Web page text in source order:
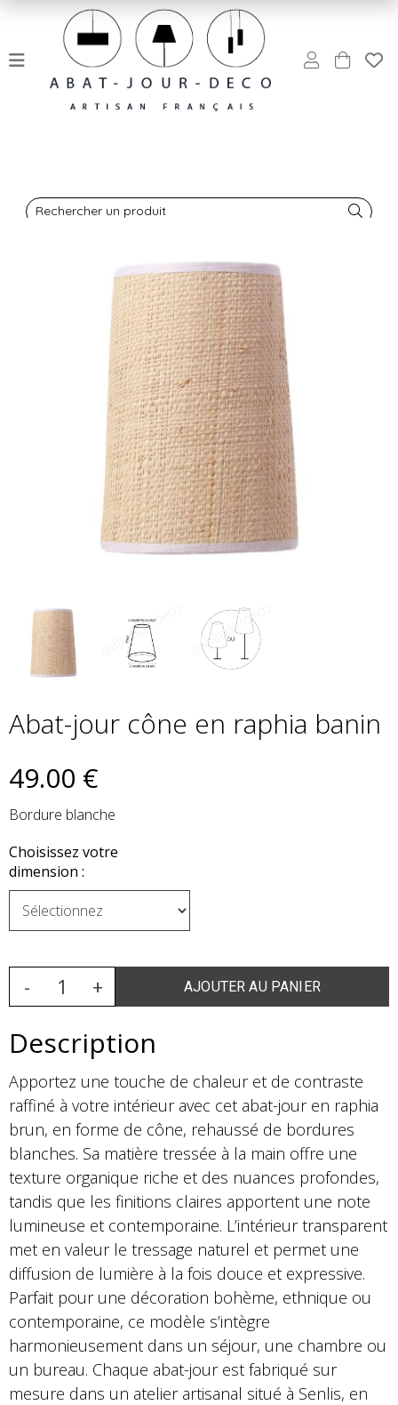
Rechercher un produit
Abat-jour cône en raphia banin
49.00 €
Bordure blanche
Choisissez votre
dimension :
Description
Apportez une touche de chaleur et de contraste
raffiné à votre intérieur avec cet abat-jour en raphia
brun, en forme de cône, rehaussé de bordures
blanches. Sa matière tressée à la main offre une
texture organique riche et des nuances profondes,
tandis que les finitions claires apportent une note
lumineuse et contemporaine. L’intérieur transparent
met en valeur le tressage naturel et permet une
diffusion de lumière à la fois douce et expressive.
Parfait pour une décoration bohème, ethnique ou
contemporaine, ce modèle s’intègre
harmonieusement dans un séjour, une chambre ou
un bureau. Chaque abat-jour est fabriqué sur
mesure dans un atelier artisanal situé à Senlis, en